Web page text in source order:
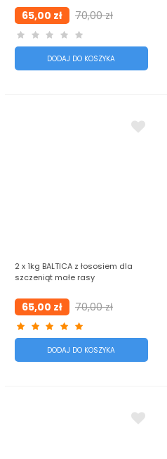
65,00 zł 70,00 zł
DODAJ DO KOSZYKA
2 x 1kg BALTICA z łososiem dla
szczeniąt małe rasy
65,00 zł 70,00 zł
DODAJ DO KOSZYKA